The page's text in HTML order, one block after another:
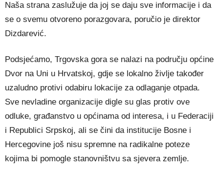
Naša strana zaslužuje da joj se daju sve informacije i da
se o svemu otvoreno porazgovara, poručio je direktor
Dizdarević.
Podsjećamo, Trgovska gora se nalazi na području općine
Dvor na Uni u Hrvatskoj, gdje se lokalno življe također
uzaludno protivi odabiru lokacije za odlaganje otpada.
Sve nevladine organizacije digle su glas protiv ove
odluke, građanstvo u općinama od interesa, i u Federaciji
i Republici Srpskoj, ali se čini da institucije Bosne i
Hercegovine još nisu spremne na radikalne poteze
kojima bi pomogle stanovništvu sa sjevera zemlje.